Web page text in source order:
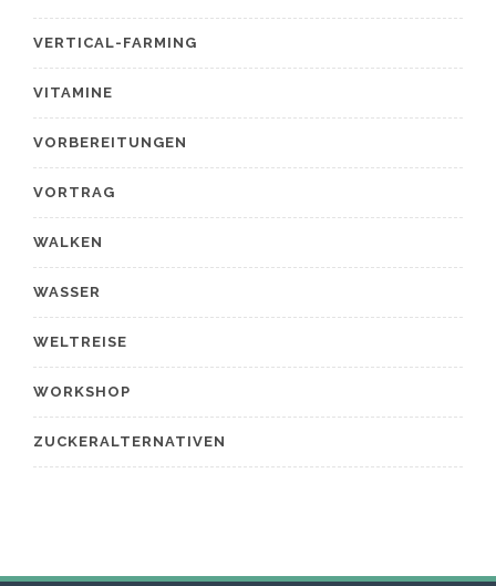
VERTICAL-FARMING
VITAMINE
VORBEREITUNGEN
VORTRAG
WALKEN
WASSER
WELTREISE
WORKSHOP
ZUCKERALTERNATIVEN